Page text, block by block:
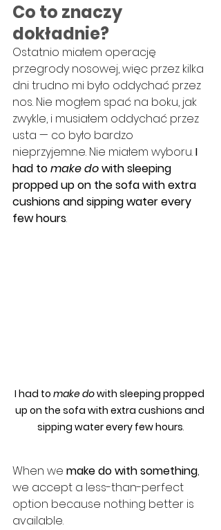
Co to znaczy
dokładnie?
Ostatnio miałem operację
przegrody nosowej, więc przez kilka
dni trudno mi było oddychać przez
nos. Nie mogłem spać na boku, jak
zwykle, i musiałem oddychać przez
usta — co było bardzo
nieprzyjemne. Nie miałem wyboru. I
had to make do with sleeping
propped up on the sofa with extra
cushions and sipping water every
few hours.
I had to make do with sleeping propped
up on the sofa with extra cushions and
sipping water every few hours.
When we make do with something,
we accept a less-than-perfect
option because nothing better is
available.